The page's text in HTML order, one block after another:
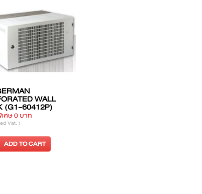
PERF, WALL RACK (G2-
60506)